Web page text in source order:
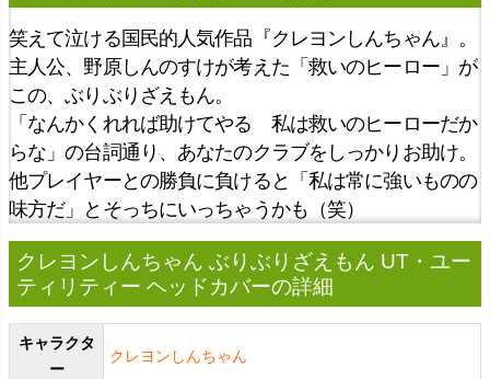
笑えて泣ける国民的人気作品『クレヨンしんちゃん』。
主人公、野原しんのすけが考えた「救いのヒーロー」が
この、ぶりぶりざえもん。
「なんかくれれば助けてやる 私は救いのヒーローだか
らな」の台詞通り、あなたのクラブをしっかりお助け。
他プレイヤーとの勝負に負けると「私は常に強いものの
味方だ」とそっちにいっちゃうかも（笑）
クレヨンしんちゃん ぶりぶりざえもん UT・ユー
ティリティー ヘッドカバーの詳細
キャラクタ
ー
クレヨンしんちゃん